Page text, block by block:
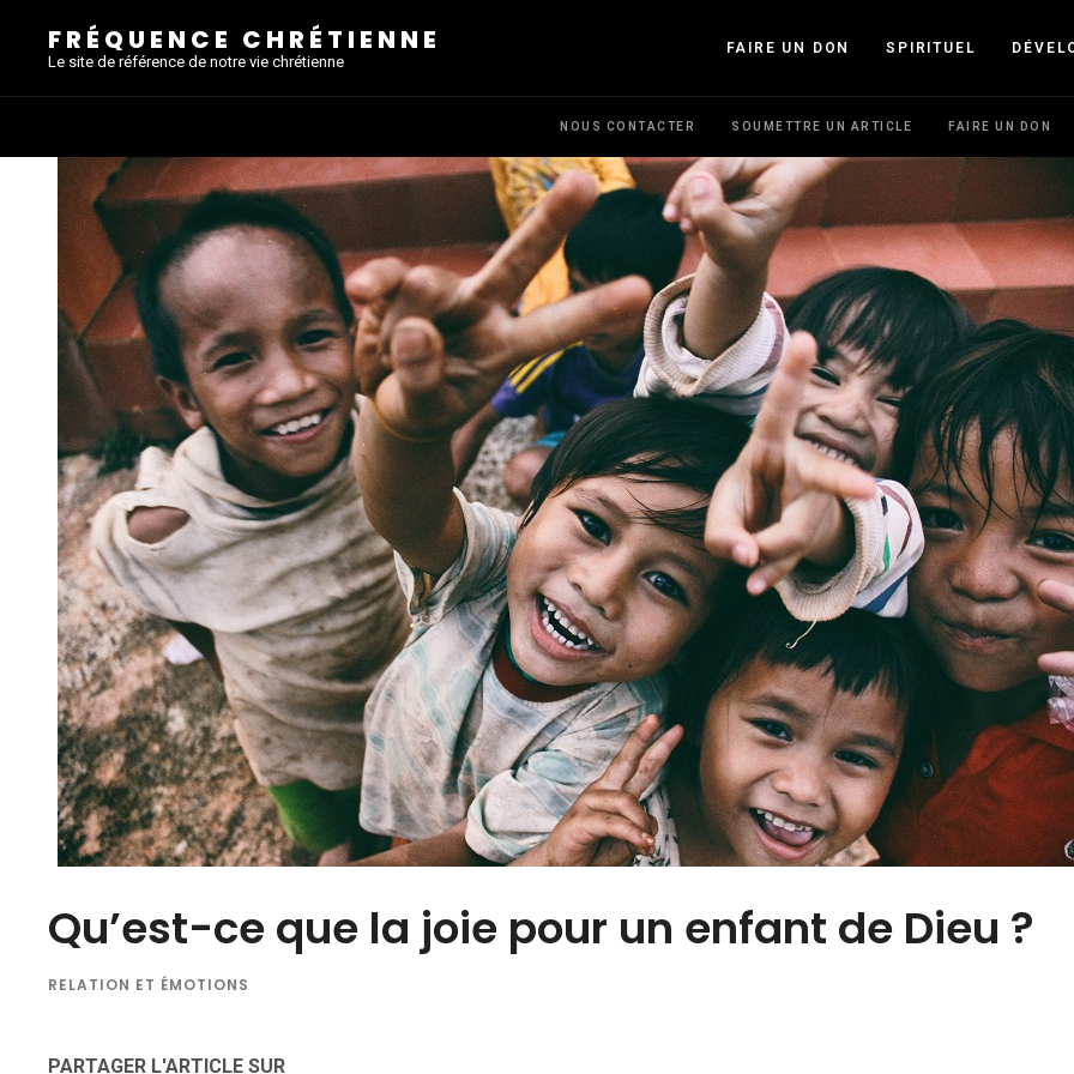
FRÉQUENCE CHRÉTIENNE
Le site de référence de notre vie chrétienne
FAIRE UN DON SPIRITUEL
NOUS CONTACTER SOUMETTRE UN ARTICLE FAIRE UN DON
Qu’est-ce que la joie pour un enfant de Dieu ?
RELATION ET ÉMOTIONS
PARTAGER L'ARTICLE SUR